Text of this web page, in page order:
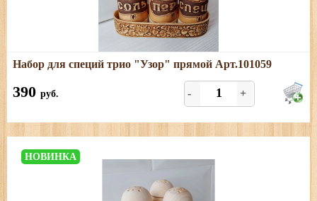
Подробнее
Размеры: длина - 15,5 см; ширина - 5,5 см; высота - 10
Набор для специй трио "Узор" прямой Арт.101059
390 руб. - +
НОВИНКА